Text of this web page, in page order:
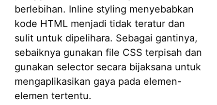
berlebihan. Inline styling menyebabkan
kode HTML menjadi tidak teratur dan
sulit untuk dipelihara. Sebagai gantinya,
sebaiknya gunakan file CSS terpisah dan
gunakan selector secara bijaksana untuk
mengaplikasikan gaya pada elemen-
elemen tertentu.